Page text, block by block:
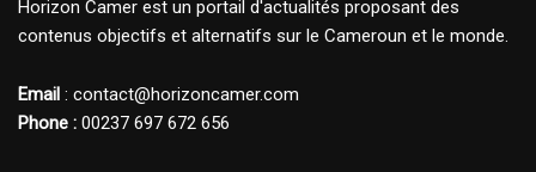
Horizon Camer est un portail d'actualités proposant des
contenus objectifs et alternatifs sur le Cameroun et le monde.
Email : contact@horizoncamer.com
Phone : 00237 697 672 656